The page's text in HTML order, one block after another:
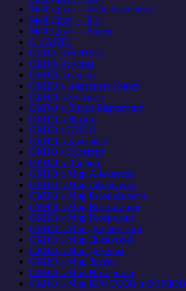
Мой Друг — Фэйс Букашкин:
Мой Друг — Я :)
Мой Друг — Яндекс
О САЙТЕ
ОДНА КНОПКА
ОКНО Админа
ОКНО в Google
ОКНО в Адресную Книгу
ОКНО в Будущее
ОКНО в Видео-Маркетинг
ОКНО в Жизнь
ОКНО в КИНО
ОКНО в Кладовку
ОКНО в Культуру
ОКНО в Лондон
ОКНО в Мир Анекдотов
ОКНО в Мир Афоризмов
ОКНО в Мир Безопасности
ОКНО в Мир Воспитания
ОКНО в Мир Географии
ОКНО в Мир Дипломатии
ОКНО в Мир Дискуссий
ОКНО в Мир Дружбы
ОКНО в Мир Звуков
ОКНО в Мир Интернета
ОКНО в Мир КРОССОВ и ВОРДОВ